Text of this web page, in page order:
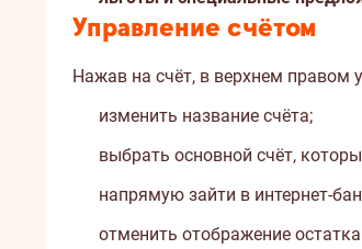
Управление счётом
Нажав на счёт, в верхнем правом
изменить название счёта;
выбрать основной счёт,
напрямую зайти в интернет-
отменить отображение